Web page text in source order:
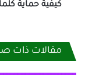
كيفية حماية
مقالات ذات